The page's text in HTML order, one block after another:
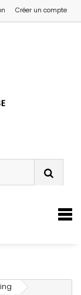
Créer un compte